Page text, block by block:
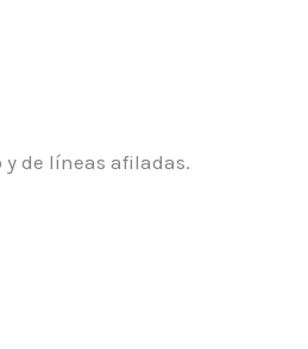
de líneas afiladas.